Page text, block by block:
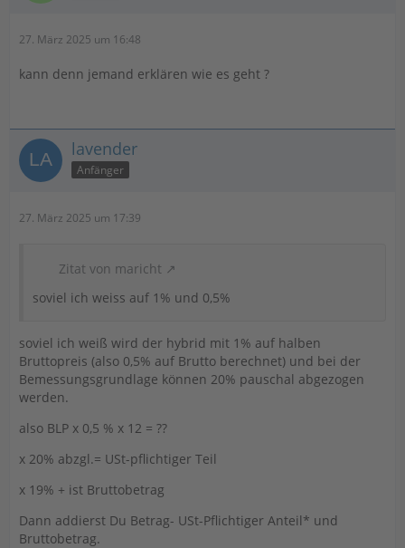
27. März 2025 um 16:48
kann denn jemand erklären wie es geht ?
lavender
Anfänger
27. März 2025 um 17:39
Zitat von maricht
soviel ich weiss auf 1% und 0,5%
soviel ich weiß wird der hybrid mit 1% auf halben
Bruttopreis (also 0,5% auf Brutto berechnet) und bei der
Bemessungsgrundlage können 20% pauschal abgezogen
werden.
also BLP x 0,5 % x 12 = ??
x 20% abzgl.= USt-pflichtiger Teil
x 19% + ist Bruttobetrag
Dann addierst Du Betrag- USt-Pflichtiger Anteil* und
Bruttobetrag.